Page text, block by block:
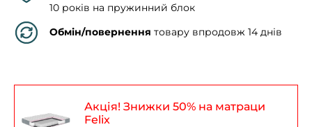
10 років на пружинний блок
Обмін/повернення товару впродовж 14 днів
Акція! Знижки 50% на матраци
Felix